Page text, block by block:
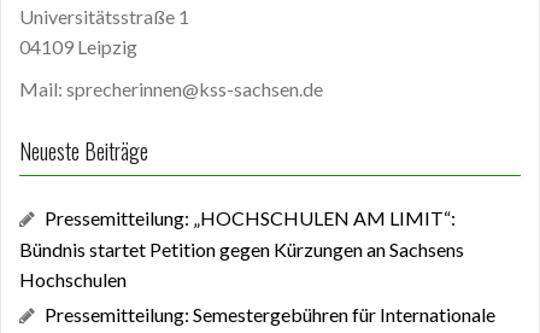
Universitätsstraße 1
04109 Leipzig
Mail: sprecherinnen@kss-sachsen.de
Neueste Beiträge
Pressemitteilung: „HOCHSCHULEN AM LIMIT“:
Bündnis startet Petition gegen Kürzungen an Sachsens
Hochschulen
Pressemitteilung: Semestergebühren für Internationale